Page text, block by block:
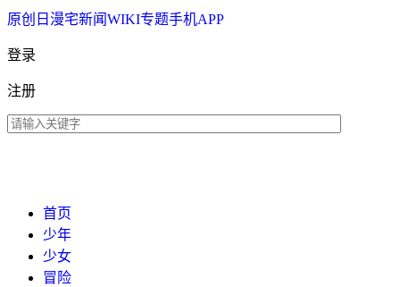
原创 日漫宅新闻WIKI专题手机APP
登录
注册
首页
少年
少女
冒险